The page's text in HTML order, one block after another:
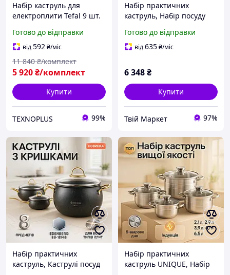
Набір каструль для
електроплити Tefal 9 шт.
каструль Каструлі з
кришками Набір посуду
на подарунок
Готово до відправки
від592₴/міс
5 920₴/комплект
11 840 ₴/комплект
Купити
TEXNOPLUS 99%
Набір практичних
каструль, Набір посуду
інноваційним
антипригарним
Готово до відправки
від635₴/міс
6 348₴
Купити
Твій Маркет 97%
Набір практичних
каструль, Каструлі посуд
Набір практичних
каструль UNIQUE, Набір